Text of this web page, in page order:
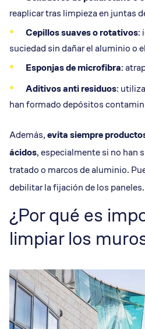
reaplicar tras limpieza en juntas
Cepillossuaves o rotativos:
suciedad sin dañar el aluminio o
Esponjasde microfibra:
Aditivos anti residuos:
han formado depósitos
Además,evita siempre
ácidos, especialmente si no han
tratado o marcos de aluminio.
debilitar la fijación de los paneles.
¿Por qué es
limpiar los